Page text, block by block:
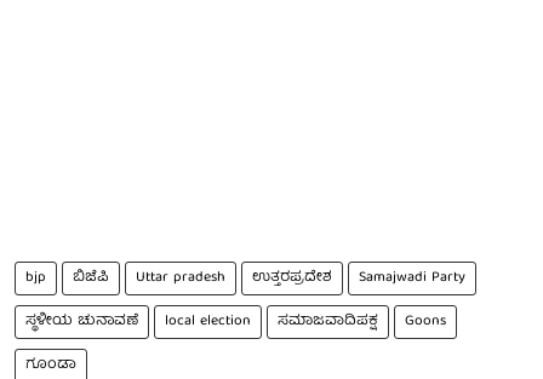
bjp ಬಿಜೆಪಿ Uttar pradesh ಉತ್ತರಪ್ರದೇಶ
Samajwadi Party
ಸ್ಥಳೀಯ ಚುನಾವಣೆ
local election ಸಮಾಜವಾದಿಪಕ್ಷ
Goons
ಗೂಂಡಾ